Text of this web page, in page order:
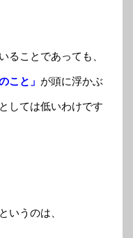
ることであっても、
こと」 が頭に浮かぶ
しては低いわけです
いうのは、